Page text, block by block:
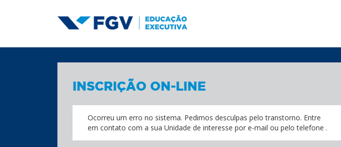
INSCRIÇÃO ON-LINE
Ocorreu um erro no sistema. Pedimos desculpas pelo transtorno. Entre
em contato com a sua Unidade de interesse por e-mail ou pelo telefone .